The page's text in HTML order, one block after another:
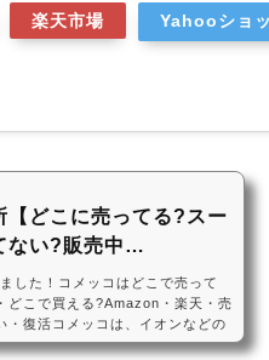
楽天市場 Yahooショ
【どこに売ってる?スー
ない?販売中…
した！コメッコはどこで売って
どこで買える?Amazon・楽天・売
・復活コメッコは、イオンなどの
！コメッコは一時的に販売中止し